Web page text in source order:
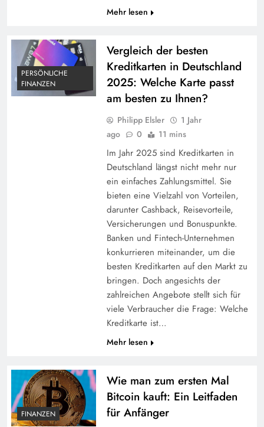
Mehr lesen
PERSÖNLICHE
FINANZEN
Vergleich der besten
Kreditkarten in Deutschland
2025: Welche Karte passt
am besten zu Ihnen?
Philipp Elsler
1 Jahr
ago
0 11 mins
Im Jahr 2025 sind Kreditkarten in
Deutschland längst nicht mehr nur
ein einfaches Zahlungsmittel. Sie
bieten eine Vielzahl von Vorteilen,
darunter Cashback, Reisevorteile,
Versicherungen und Bonuspunkte.
Banken und Fintech-Unternehmen
konkurrieren miteinander, um die
besten Kreditkarten auf den Markt zu
bringen. Doch angesichts der
zahlreichen Angebote stellt sich für
viele Verbraucher die Frage: Welche
Kreditkarte ist…
Mehr lesen
FINANZEN
Wie man zum ersten Mal
Bitcoin kauft: Ein Leitfaden
für Anfänger